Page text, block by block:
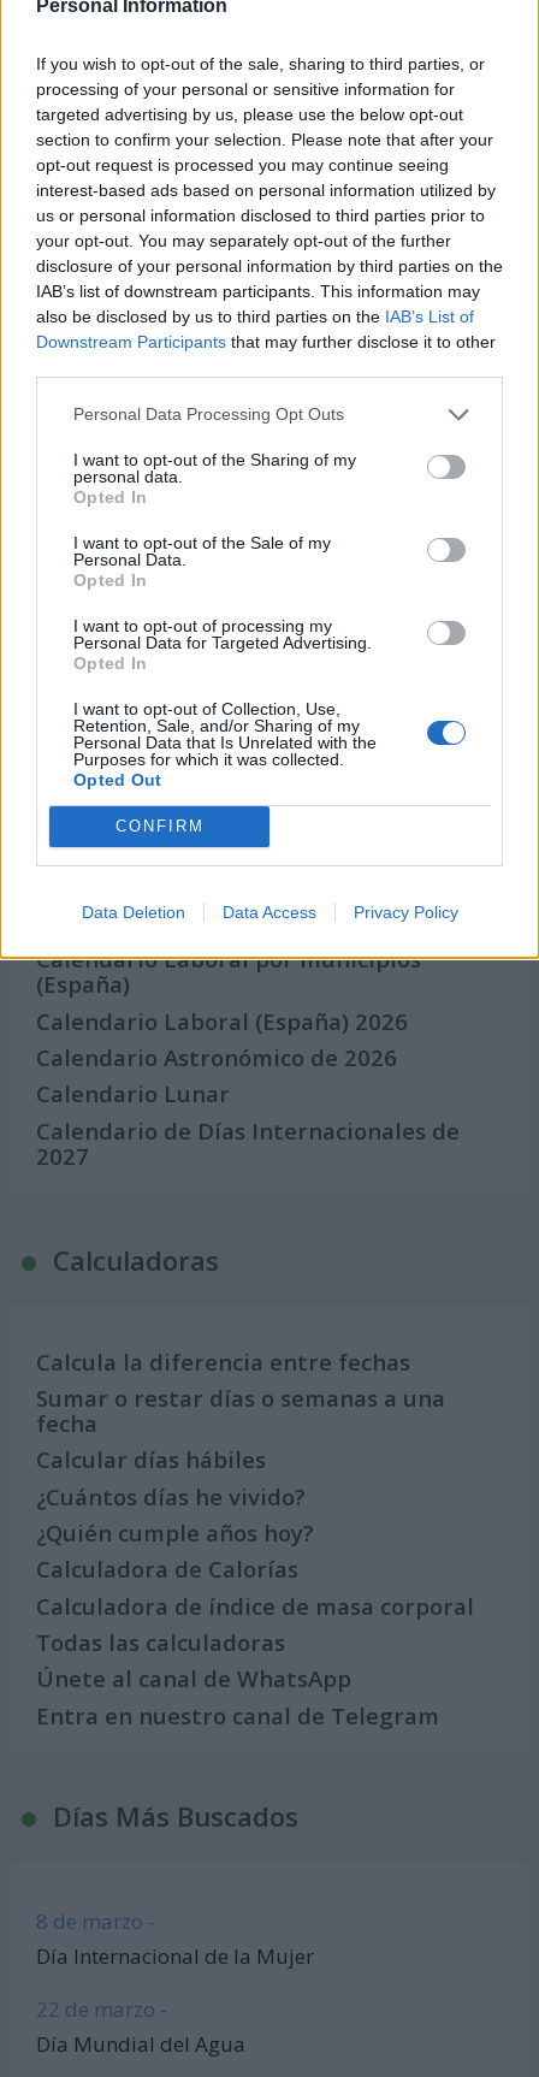
Personal Information
If you wish to opt-out of the sale, sharing to third parties, or
processing of your personal or sensitive information for
targeted advertising by us, please use the below opt-out
section to confirm your selection. Please note that after your
opt-out request is processed you may continue seeing
interest-based ads based on personal information utilized by
us or personal information disclosed to third parties prior to
your opt-out. You may separately opt-out of the further
disclosure of your personal information by third parties on the
IAB’s list of downstream participants. This information may
also be disclosed by us to third parties on the IAB’s List of
Downstream Participants that may further disclose it to other
Personal Data Processing Opt Outs
I want to opt-out of the Sharing of my
personal data.
Opted In
I want to opt-out of the Sale of my
Personal Data.
Opted In
I want to opt-out of processing my
Personal Data for Targeted Advertising.
Opted In
I want to opt-out of Collection, Use,
Retention, Sale, and/or Sharing of my
Personal Data that Is Unrelated with the
Purposes for which it was collected.
Opted Out
CONFIRM
Data Deletion Data Access Privacy Policy
Secciones destacadas
Noticias y actualidad sobre Días
Internacionales
Onomástica. Todos los santos
Semanas Internacionales
Qué se celebra el día de mi cumpleaños
Eventos internacionales de cultura
Los mejores canales de Youtube según
nuestra audiencia. ¡Participa!
quieras
¿Qué día crearías tu?
Calendarios
Calendario Laboral por municipios
(España)
Calendario Laboral (España) 2026
Calendario Astronómico de 2026
Calendario Lunar
Calendario de Días Internacionales de
2027
Calculadoras
Calcula la diferencia entre fechas
Sumar o restar días o semanas a una
fecha
Calcular días hábiles
¿Cuántos días he vivido?
¿Quién cumple años hoy?
Calculadora de Calorías
Calculadora de índice de masa corporal
Todas las calculadoras
Únete al canal de WhatsApp
Entra en nuestro canal de Telegram
Días Más Buscados
8 de marzo -
Día Internacional de la Mujer
22 de marzo -
Día Mundial del Agua